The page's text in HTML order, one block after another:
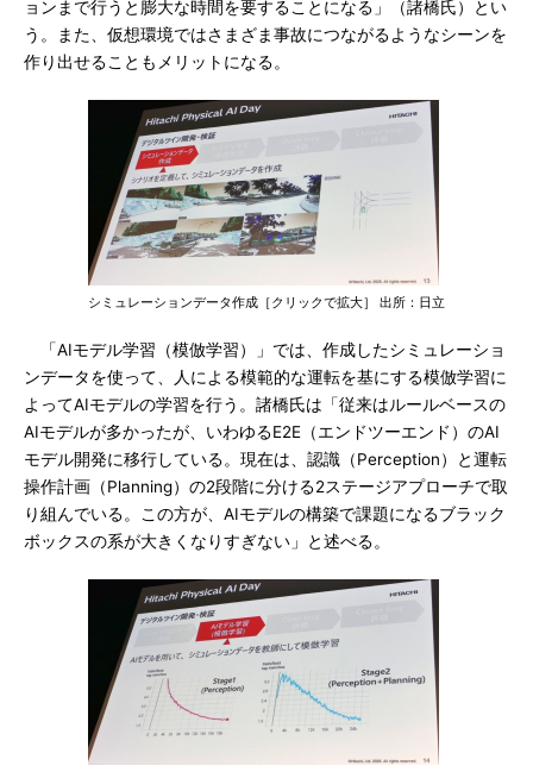
ョンまで行うと膨大な時間を要することになる」（諸橋氏）とい
う。また、仮想環境ではさまざま事故につながるようなシーンを
作り出せることもメリットになる。
シミュレーションデータ作成［クリックで拡大］ 出所：日立
「AIモデル学習（模倣学習）」では、作成したシミュレーショ
ンデータを使って、人による模範的な運転を基にする模倣学習に
よってAIモデルの学習を行う。諸橋氏は「従来はルールベースの
AIモデルが多かったが、いわゆるE2E（エンドツーエンド）のAI
モデル開発に移行している。現在は、認識（Perception）と運転
操作計画（Planning）の2段階に分ける2ステージアプローチで取
り組んでいる。この方が、AIモデルの構築で課題になるブラック
ボックスの系が大きくなりすぎない」と述べる。